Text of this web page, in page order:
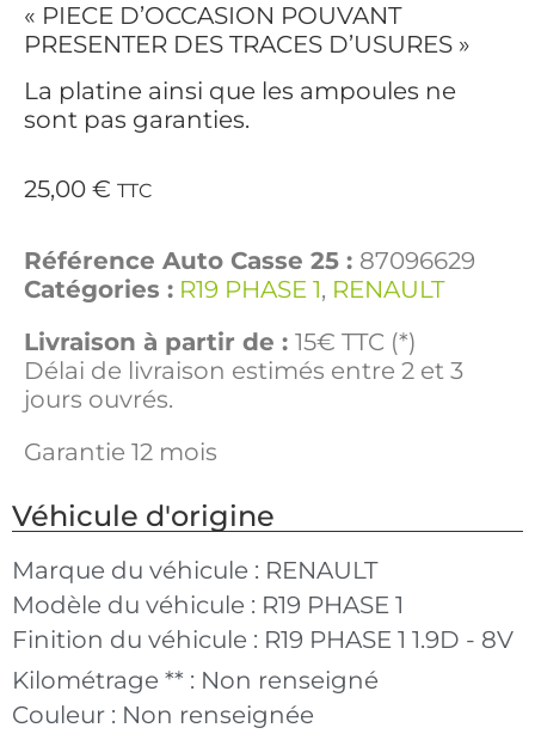
« PIECE D’OCCASION POUVANT
PRESENTER DES TRACES D’USURES »
La platine ainsi que les ampoules ne
sont pas garanties.
25,00 € TTC
Référence Auto Casse 25 : 87096629
Catégories : R19 PHASE 1, RENAULT
Livraison à partir de : 15€ TTC (*)
Délai de livraison estimés entre 2 et 3
jours ouvrés.
Garantie 12 mois
Véhicule d'origine
Marque du véhicule : RENAULT
Modèle du véhicule : R19 PHASE 1
Finition du véhicule : R19 PHASE 1 1.9D - 8V
Kilométrage ** : Non renseigné
Couleur : Non renseignée